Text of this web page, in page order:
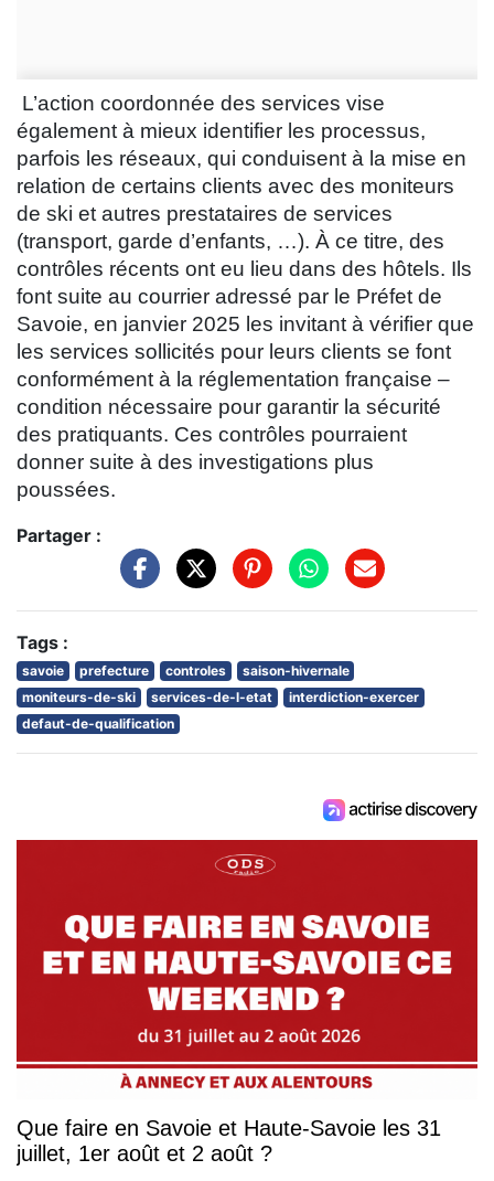
L’action coordonnée des services vise
également à mieux identifier les processus,
parfois les réseaux, qui conduisent à la mise en
relation de certains clients avec des moniteurs
de ski et autres prestataires de services
(transport, garde d’enfants, …). À ce titre, des
contrôles récents ont eu lieu dans des hôtels. Ils
font suite au courrier adressé par le Préfet de
Savoie, en janvier 2025 les invitant à vérifier que
les services sollicités pour leurs clients se font
conformément à la réglementation française –
condition nécessaire pour garantir la sécurité
des pratiquants. Ces contrôles pourraient
donner suite à des investigations plus
poussées.
Partager :
Tags :
savoie prefecture controles
saison-hivernale
moniteurs-de-ski
services-de-l-etat
interdiction-exercer
defaut-de-qualification
Que faire en Savoie et Haute-Savoie les 31
juillet, 1er août et 2 août ?